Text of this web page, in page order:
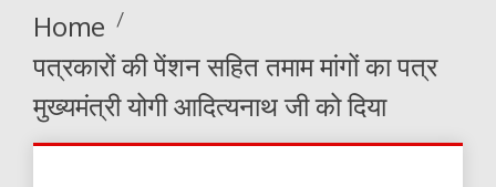
Home
पत्रकारों की पेंशन सहित तमाम मांगों का पत्र
मुख्यमंत्री योगी आदित्यनाथ जी को दिया